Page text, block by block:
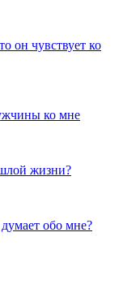
он чувствует ко
ко мне
жизни?
обо мне?